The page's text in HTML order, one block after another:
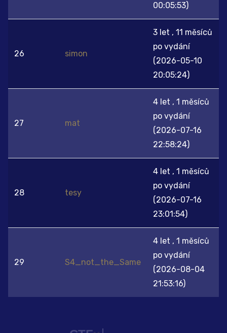
00:05:53)
26 simon
3 let , 11 měsíců
po vydání
(2026-05-10
20:05:24)
27 mat
4 let , 1 měsíců
po vydání
(2026-07-16
22:58:24)
28 tesy
4 let , 1 měsíců
po vydání
(2026-07-16
23:01:54)
29 S4_not_the_Same
4 let , 1 měsíců
po vydání
(2026-08-04
21:53:16)